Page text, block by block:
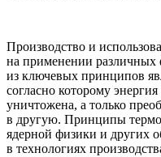
Производство и
на применении
из ключевых принципов
согласно которому
уничтожена, а только
в другую. Принципы
ядерной физики и других
в технологиях